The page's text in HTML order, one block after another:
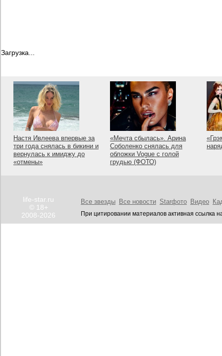
Загрузка...
Настя Ивлеева впервые за
три года снялась в бикини и
вернулась к имиджу до
«отмены»
«Мечта сбылась». Арина
Соболенко снялась для
обложки Vogue с голой
грудью (ФОТО)
life-star.ru
© 18+
2008-2026
Все звезды Все новости Starфото Видео
При цитировании материалов активная ссылка